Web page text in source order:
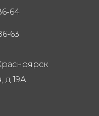
64
63
д.19А